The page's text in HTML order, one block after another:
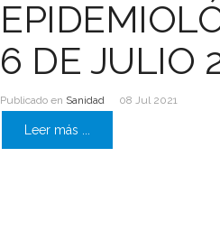
6 DE JULIO
Publicado en Sanidad 08 Jul 2021
Leer más ...